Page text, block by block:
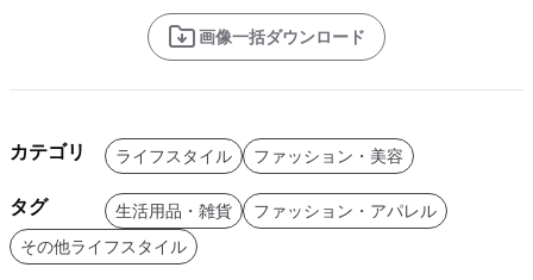
画像一括ダウンロード
カテゴリ ライフスタイル ファッション・美容
タグ 生活用品・雑貨
ファッション・アパレル
その他ライフスタイル